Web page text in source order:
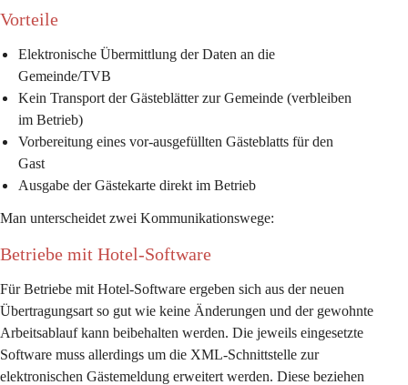
Vorteile
Elektronische Übermittlung der Daten an die
Gemeinde/TVB
Kein Transport der Gästeblätter zur Gemeinde (verbleiben
im Betrieb)
Vorbereitung eines vor-ausgefüllten Gästeblatts für den
Gast
Ausgabe der Gästekarte direkt im Betrieb
Man unterscheidet zwei Kommunikationswege:
Betriebe mit Hotel-Software
Für Betriebe mit Hotel-Software ergeben sich aus der neuen
Übertragungsart so gut wie keine Änderungen und der gewohnte
Arbeitsablauf kann beibehalten werden. Die jeweils eingesetzte
Software muss allerdings um die XML-Schnittstelle zur
elektronischen Gästemeldung erweitert werden. Diese beziehen